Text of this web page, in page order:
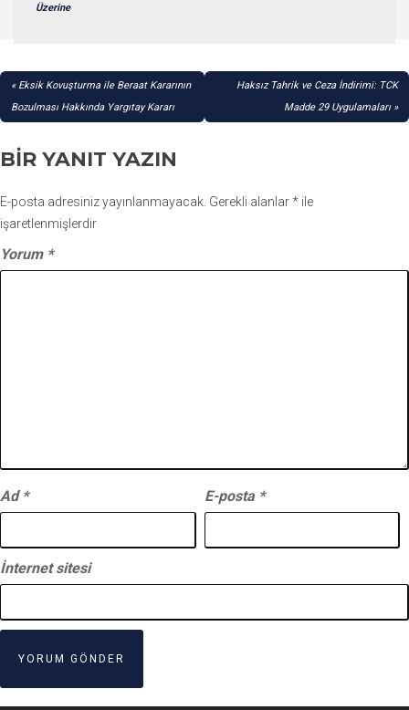
Üzerine
YAZI
GEZINMESI
Eksik Kovuşturma ile Beraat Kararının
Bozulması Hakkında Yargıtay Kararı
Haksız Tahrik ve Ceza İndirimi: TCK
Madde 29 Uygulamaları
BIR YANIT YAZIN
E-posta adresiniz yayınlanmayacak. Gerekli alanlar* ile
işaretlenmişlerdir
Yorum *
Ad * E-posta *
İnternet sitesi